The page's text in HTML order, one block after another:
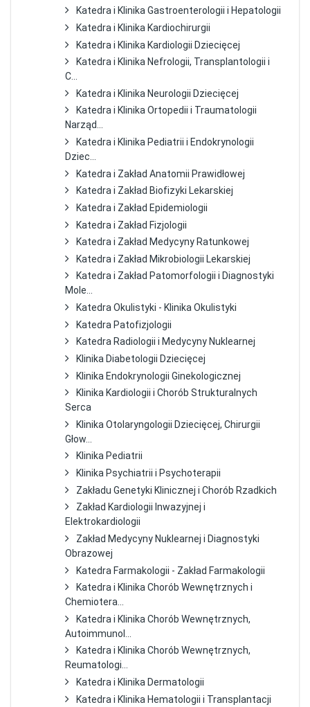
Katedra i Klinika Gastroenterologii i Hepatologii
Katedra i Klinika Kardiochirurgii
Katedra i Klinika Kardiologii Dziecięcej
Katedra i Klinika Nefrologii, Transplantologii i
C...
Katedra i Klinika Neurologii Dziecięcej
Katedra i Klinika Ortopedii i Traumatologii
Narząd...
Katedra i Klinika Pediatrii i Endokrynologii
Dziec...
Katedra i Zakład Anatomii Prawidłowej
Katedra i Zakład Biofizyki Lekarskiej
Katedra i Zakład Epidemiologii
Katedra i Zakład Fizjologii
Katedra i Zakład Medycyny Ratunkowej
Katedra i Zakład Mikrobiologii Lekarskiej
Katedra i Zakład Patomorfologii i Diagnostyki
Mole...
Katedra Okulistyki - Klinika Okulistyki
Katedra Patofizjologii
Katedra Radiologii i Medycyny Nuklearnej
Klinika Diabetologii Dziecięcej
Klinika Endokrynologii Ginekologicznej
Klinika Kardiologii i Chorób Strukturalnych
Serca
Klinika Otolaryngologii Dziecięcej, Chirurgii
Głow...
Klinika Pediatrii
Klinika Psychiatrii i Psychoterapii
Zakładu Genetyki Klinicznej i Chorób Rzadkich
Zakład Kardiologii Inwazyjnej i
Elektrokardiologii
Zakład Medycyny Nuklearnej i Diagnostyki
Obrazowej
Katedra Farmakologii - Zakład Farmakologii
Katedra i Klinika Chorób Wewnętrznych i
Chemiotera...
Katedra i Klinika Chorób Wewnętrznych,
Autoimmunol...
Katedra i Klinika Chorób Wewnętrznych,
Reumatologi...
Katedra i Klinika Dermatologii
Katedra i Klinika Hematologii i Transplantacji